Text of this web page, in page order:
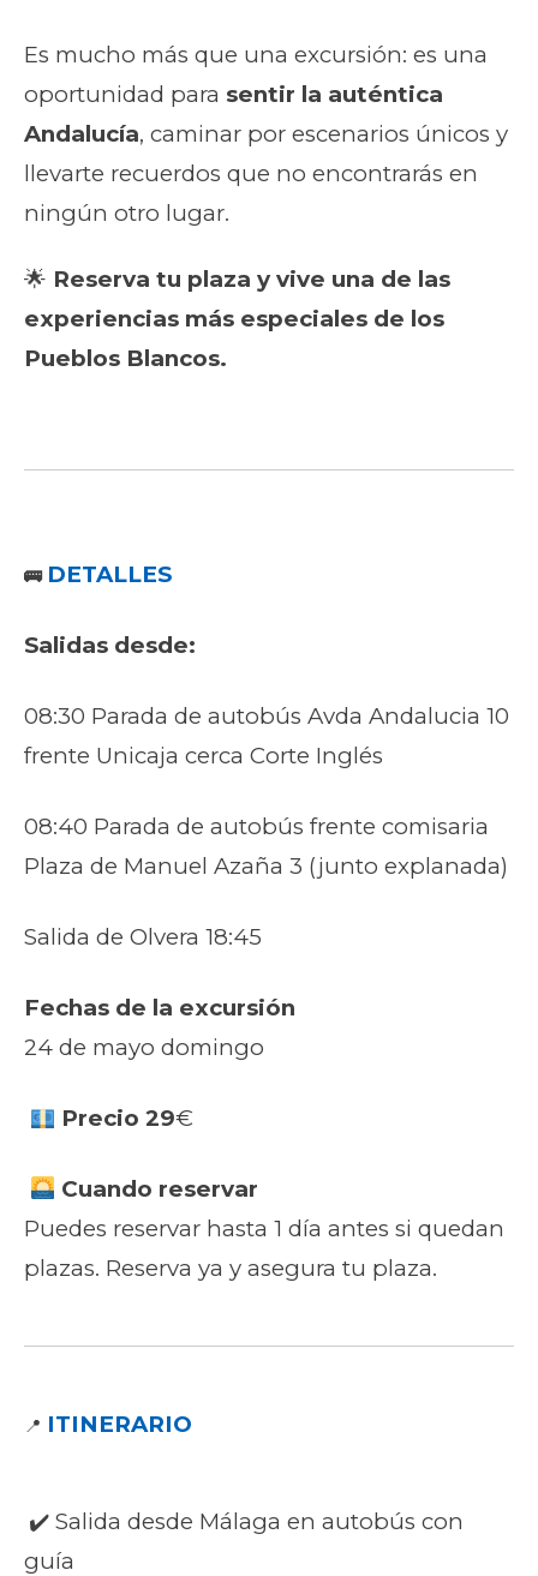
Es mucho más que una excursión: es una
oportunidad para sentir la auténtica
Andalucía, caminar por escenarios únicos y
llevarte recuerdos que no encontrarás en
ningún otro lugar.
🌟 Reserva tu plaza y vive una de las
experiencias más especiales de los
Pueblos Blancos.
🚌 DETALLES
Salidas desde:
08:30 Parada de autobús Avda Andalucia 10
frente Unicaja cerca Corte Inglés
08:40 Parada de autobús frente comisaria
Plaza de Manuel Azaña 3 (junto explanada)
Salida de Olvera 18:45
Fechas de la excursión
24 de mayo domingo
Precio 29€
Cuando reservar
Puedes reservar hasta 1 día antes si quedan
plazas. Reserva ya y asegura tu plaza.
📍 ITINERARIO
✔️ Salida desde Málaga en autobús con
guía